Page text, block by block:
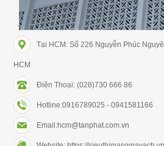
Tại HCM: Số 226 Nguyễn Phúc
HCM
Điện Thoại: (028)730 666 86
Hotline:0916789025 - 0941581166
Email:hcm@tanphat.com.vn